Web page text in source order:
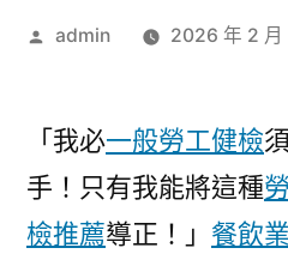
作
admin 2026 年 2 月
「我必一般勞工健檢
手！只有我能將這種
檢推薦導正！」 餐飲